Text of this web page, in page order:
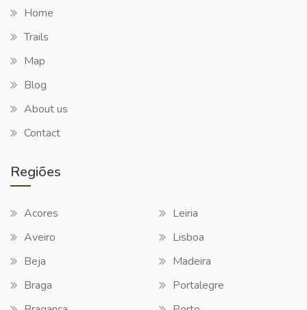
Home
Trails
Map
Blog
About us
Contact
Regiões
Acores
Aveiro
Beja
Braga
Leiria
Lisboa
Madeira
Portalegre